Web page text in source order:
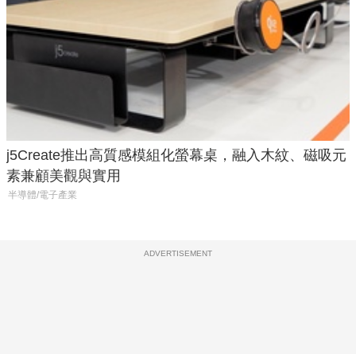
j5Create推出高質感模組化螢幕桌，融入木紋、磁吸元
素兼顧美觀與實用
半導體/電子產業
ADVERTISEMENT